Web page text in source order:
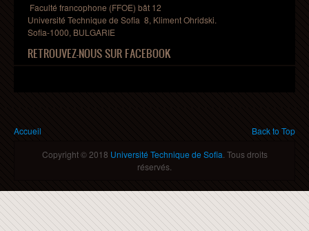
Faculté francophone (FFOE) bât 12
Université Technique de Sofia 8, Kliment Ohridski.
Sofia-1000, BULGARIE
RETROUVEZ-NOUS SUR FACEBOOK
Vous êtes ici
Accueil
Back to Top
Copyright © 2018 Université Technique de Sofia . Tous droits
réservés.